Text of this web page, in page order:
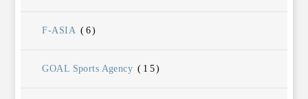
F-ASIA (6)
GOAL Sports Agency (15)